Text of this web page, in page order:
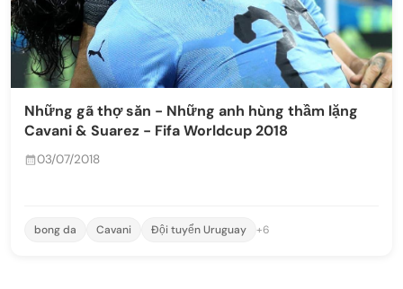
Những gã thợ săn - Những anh hùng thầm lặng
Cavani & Suarez - Fifa Worldcup 2018
03/07/2018
bong da Cavani Đội tuyển Uruguay +6